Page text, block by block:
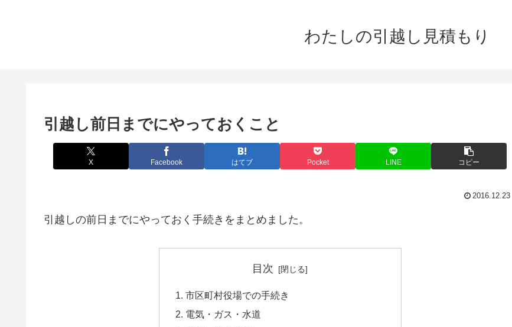
わたしの引越し見積もり
引越し前日までにやっておくこと
X Facebook はてブ Pocket LINE コピー
2016.12.23
引越しの前日までにやっておく手続きをまとめました。
目次
市区町村役場での手続き
電気・ガス・水道